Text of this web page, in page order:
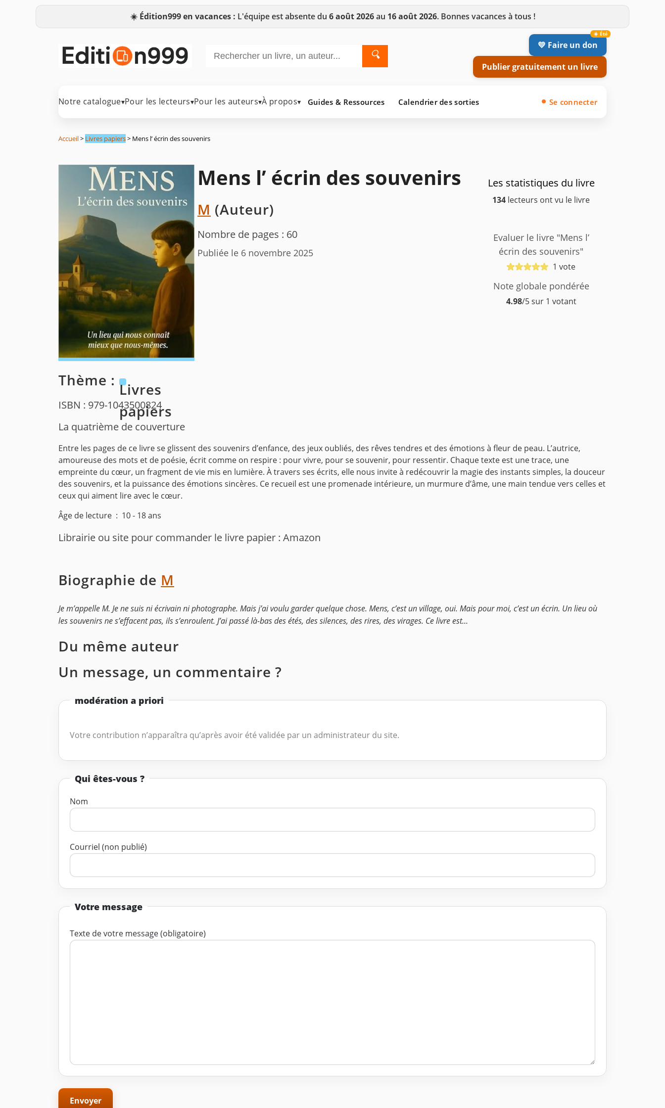
☀️ Édition999 en vacances : L'équipe est absente du 6 août 2026au 16 août 2026. Bonnes vacances à tous !
🔍
💛 Faire un don
Publier gratuitement un livre
Notre catalogue▾Pour les lecteurs▾Pour les auteurs▾À propos▾ Guides & Ressources Calendrier des sorties Se connecter
Accueil> Livres papiers> Mens l’ écrin des souvenirs
Mens l’ écrin des souvenirs
M (Auteur)
Nombre de pages : 60
Publiée le 6 novembre 2025
Les statistiques du livre
134 lecteurs ont vu le livre
Evaluer le livre "Mens l’
écrin des souvenirs"
1 vote
Note globale pondérée
4.98/5 sur 1 votant
Thème : Livres
papiers
ISBN : 979-1043500824
La quatrième de couverture
Entre les pages de ce livre se glissent des souvenirs d’enfance, des jeux oubliés, des rêves tendres et des émotions à fleur de peau. L’autrice,
amoureuse des mots et de poésie, écrit comme on respire : pour vivre, pour se souvenir, pour ressentir. Chaque texte est une trace, une
empreinte du cœur, un fragment de vie mis en lumière. À travers ses écrits, elle nous invite à redécouvrir la magie des instants simples, la douceur
des souvenirs, et la puissance des émotions sincères. Ce recueil est une promenade intérieure, un murmure d’âme, une main tendue vers celles et
ceux qui aiment lire avec le cœur.
Âge de lecture ‏ : ‎ 10 - 18 ans
Librairie ou site pour commander le livre papier : Amazon
Biographie de M
Je m’appelle M. Je ne suis ni écrivain ni photographe. Mais j’ai voulu garder quelque chose. Mens, c’est un village, oui. Mais pour moi, c’est un écrin. Un lieu où
les souvenirs ne s’effacent pas, ils s’enroulent. J’ai passé là-bas des étés, des silences, des rires, des virages. Ce livre est...
Du même auteur
Un message, un commentaire ?
modération a priori
Votre contribution n’apparaîtra qu’après avoir été validée par un administrateur du site.
Qui êtes-vous ?
Nom
Courriel (non publié)
Votre message
Texte de votre message (obligatoire)